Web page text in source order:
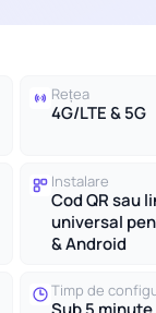
Rețea
4G/LTE & 5G
Instalare
Cod QR sau
universal
& Android
Timp de